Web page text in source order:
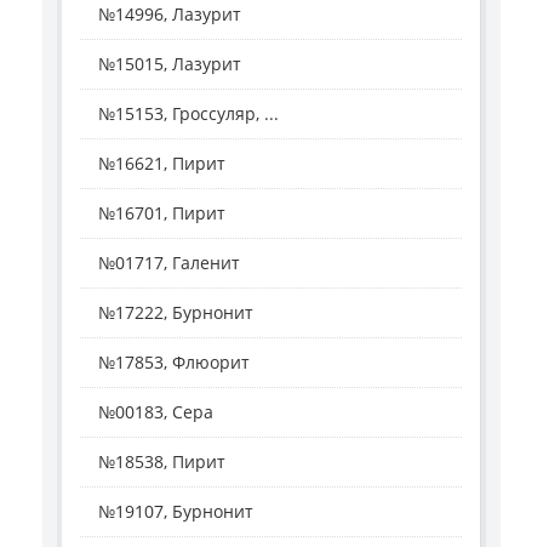
№14996, Лазурит
№15015, Лазурит
№15153, Гроссуляр, ...
№16621, Пирит
№16701, Пирит
№01717, Галенит
№17222, Бурнонит
№17853, Флюорит
№00183, Сера
№18538, Пирит
№19107, Бурнонит